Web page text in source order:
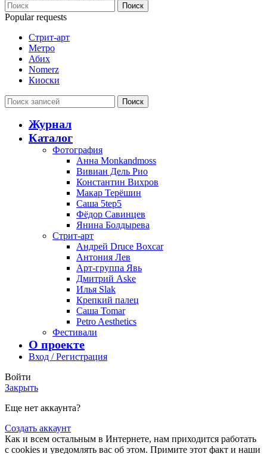
Поиск
Popular requests
Стрит-арт
Метро
Абих
Nomerz
Киоски
Поиск
Журнал
Каталог
Фотография
Анна Monkandmoss
Вивиан Дель Рио
Константин Вихров
Макар Терёшин
Саша 5tep5
Фёдор Савинцев
Янина Болдырева
Стрит-арт
Андрей Druce Boxcar
Антония Лев
Арт-группа Явь
Дмитрий Aske
Илья Slak
Крепкий палец
Саша Tomar
Petro Aesthetics
Фестивали
О проекте
Вход / Регистрация
Войти
Закрыть
Еще нет аккаунта?
Создать аккаунт
Как и всем остальным в Интернете, нам приходится работать
с cookies и уведомлять вас об этом. Примите этот факт и наши